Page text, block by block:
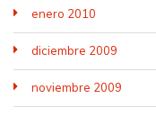
enero 2010
diciembre 2009
noviembre 2009